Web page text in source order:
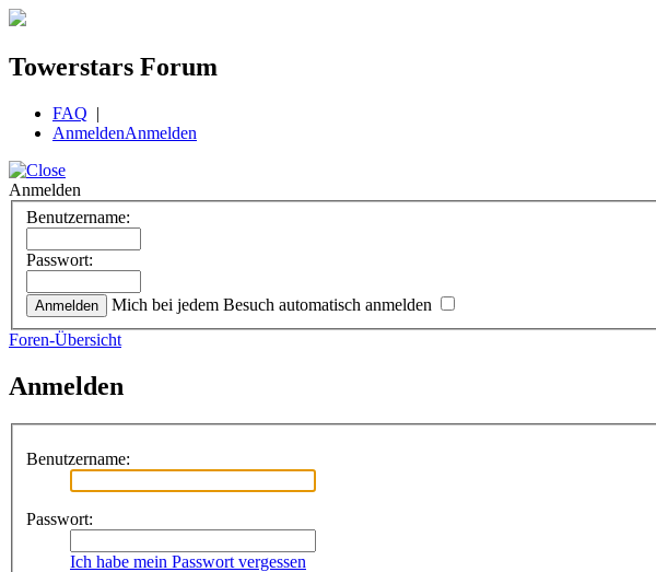
Towerstars Forum
FAQ |
AnmeldenAnmelden
Anmelden
Benutzername:
Passwort:
Mich bei jedem Besuch automatisch anmelden
Foren-Übersicht
Anmelden
Benutzername:
Passwort:
Ich habe mein Passwort vergessen